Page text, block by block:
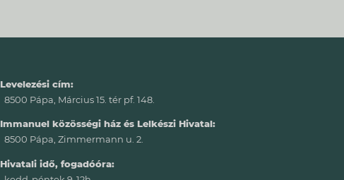
Levelezési cím:
8500 Pápa, Március 15. tér pf. 148.
Immanuel közösségi ház és Lelkészi Hivatal:
8500 Pápa, Zimmermann u. 2.
Hivatali idő, fogadóóra: